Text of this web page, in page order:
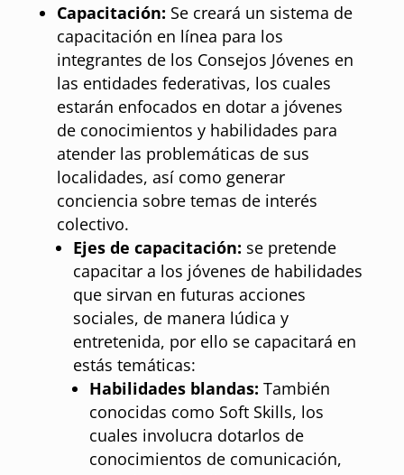
Capacitación: Se creará un sistema de
capacitación en línea para los
integrantes de los Consejos Jóvenes en
las entidades federativas, los cuales
estarán enfocados en dotar a jóvenes
de conocimientos y habilidades para
atender las problemáticas de sus
localidades, así como generar
conciencia sobre temas de interés
colectivo.
Ejes de capacitación: se pretende
capacitar a los jóvenes de habilidades
que sirvan en futuras acciones
sociales, de manera lúdica y
entretenida, por ello se capacitará en
estás temáticas:
Habilidades blandas: También
conocidas como Soft Skills, los
cuales involucra dotarlos de
conocimientos de comunicación,